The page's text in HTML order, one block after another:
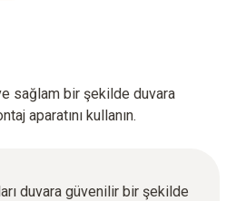
sağlam bir şekilde duvara
aparatını kullanın.
duvara güvenilir bir şekilde